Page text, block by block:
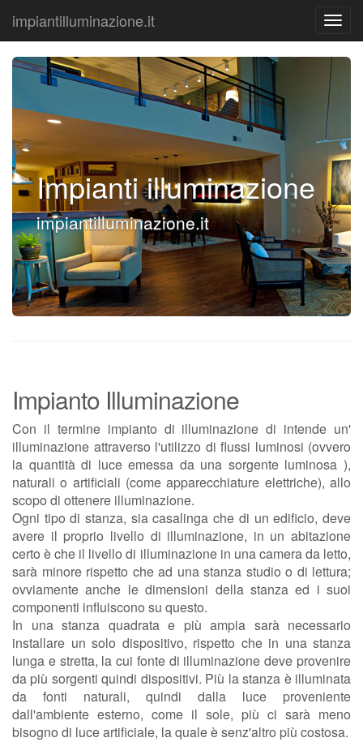
impiantilluminazione.it
Impianti illuminazione
impiantilluminazione.it
Impianto Illuminazione
Con il termine impianto di illuminazione di intende un'
illuminazione attraverso l'utilizzo di flussi luminosi (ovvero
la quantità di luce emessa da una sorgente luminosa ),
naturali o artificiali (come apparecchiature elettriche), allo
scopo di ottenere illuminazione.
Ogni tipo di stanza, sia casalinga che di un edificio, deve
avere il proprio livello di illuminazione, in un abitazione
certo è che il livello di illuminazione in una camera da letto,
sarà minore rispetto che ad una stanza studio o di lettura;
ovviamente anche le dimensioni della stanza ed i suoi
componenti influiscono su questo.
In una stanza quadrata e più ampia sarà necessario
installare un solo dispositivo, rispetto che in una stanza
lunga e stretta, la cui fonte di illuminazione deve provenire
da più sorgenti quindi dispositivi. Più la stanza è illuminata
da fonti naturali, quindi dalla luce proveniente
dall'ambiente esterno, come il sole, più ci sarà meno
bisogno di luce artificiale, la quale è senz'altro più costosa.